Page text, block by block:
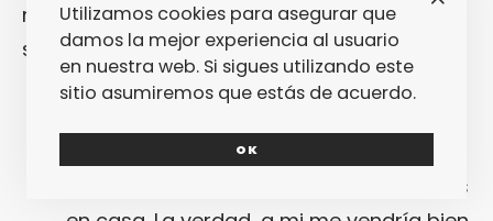
momentazos tremendos como los que
siguen:
gente, cambiándole la vida… Y lo dice en
serio: hace chapuzas y les arregla cosas
Utilizamos cookies para asegurar que
damos la mejor experiencia al usuario
en nuestra web. Si sigues utilizando este
sitio asumiremos que estás de acuerdo.
OK